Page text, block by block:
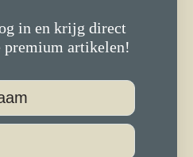
in en krijg direct
premium artikelen!